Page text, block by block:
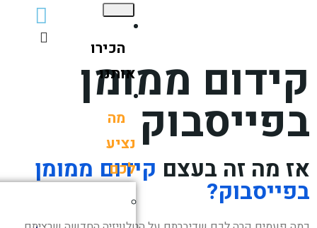
הכירו
אותנו
מה
נציע
לכם
ממומן
מה זה בעצםקידום ממומן